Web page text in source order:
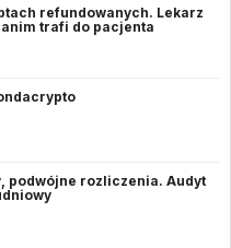
refundowanych. Lekarz
trafi do pacjenta
podwójne rozliczenia. Audyt